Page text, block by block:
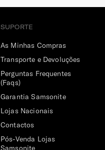
SUPORTE
As Minhas Compras
Transporte e Devoluções
Perguntas Frequentes
(Faqs)
Garantia Samsonite
Lojas Nacionais
Contactos
Pós-Venda Lojas
Samsonite